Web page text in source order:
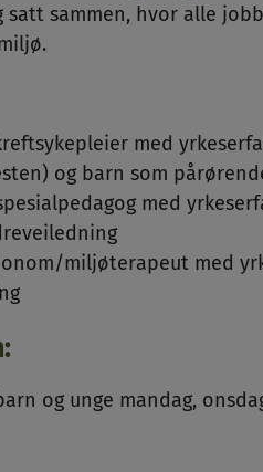
satt sammen, hvor alle
med
og barn som
med
miljøterapeut med
og unge mandag,